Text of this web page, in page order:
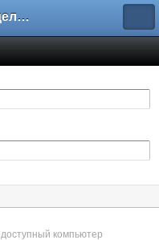
Форум владельцев интернет-магазинов
компьютер